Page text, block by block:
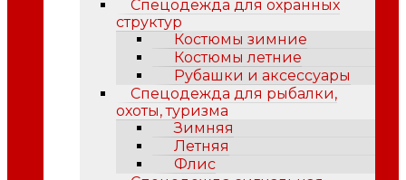
Спецодежда для охранных
структур
Костюмы зимние
Костюмы летние
Рубашки и аксессуары
Спецодежда для рыбалки,
охоты, туризма
Зимняя
Летняя
Флис